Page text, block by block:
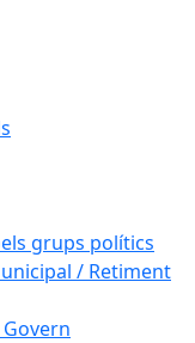
grups polítics
/ Retiment